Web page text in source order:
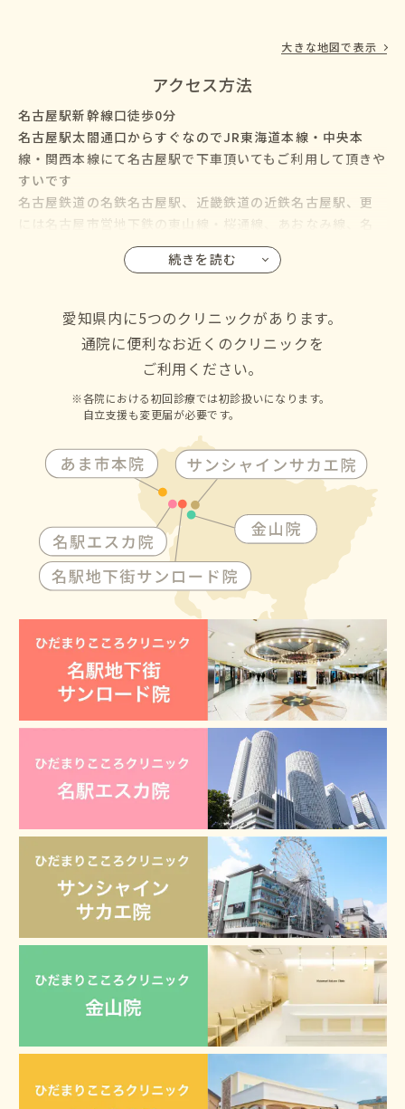
大きな地図で表示
アクセス方法
名古屋駅新幹線口徒歩0分
名古屋駅太閤通口からすぐなのでJR東海道本線・中央本
線・関西本線にて名古屋駅で下車頂いてもご利用して頂きや
すいです
名古屋鉄道の名鉄名古屋駅、近畿鉄道の近鉄名古屋駅、更
には名古屋市営地下鉄の東山線・桜通線、あおなみ線、名
鉄バス・名古屋市営バスも名古屋駅に乗り入れているので、
名古屋市の千種区・東区・北区・西区・中村区・中区・昭
区・名東区・天白区にお住いの方からも通院して頂けます
続きを読む
愛知県内に5つのクリニックがあります。
通院に便利なお近くのクリニックを
ご利用ください。
各院における初回診療では初診扱いになります。
自立支援も変更届が必要です。